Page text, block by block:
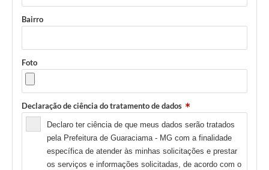
Bairro
Foto
Declaração de ciência do tratamento de dados
Declaro ter ciência de que meus dados serão tratados
pela Prefeitura de Guaraciama - MG com a finalidade
específica de atender às minhas solicitações e prestar
os serviços e informações solicitadas, de acordo com o